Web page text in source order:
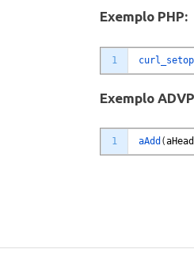
Exemplo PHP:
1
Exemplo
1 aAdd (